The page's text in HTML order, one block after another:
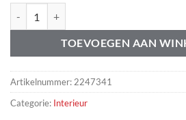
TOEVOEGEN AAN
Artikelnummer: 2247341
Categorie: Interieur